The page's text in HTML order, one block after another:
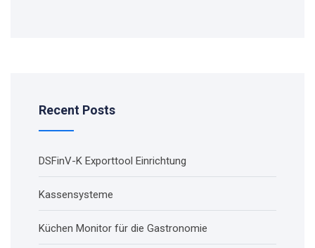
Recent Posts
DSFinV-K Exporttool Einrichtung
Kassensysteme
Küchen Monitor für die Gastronomie